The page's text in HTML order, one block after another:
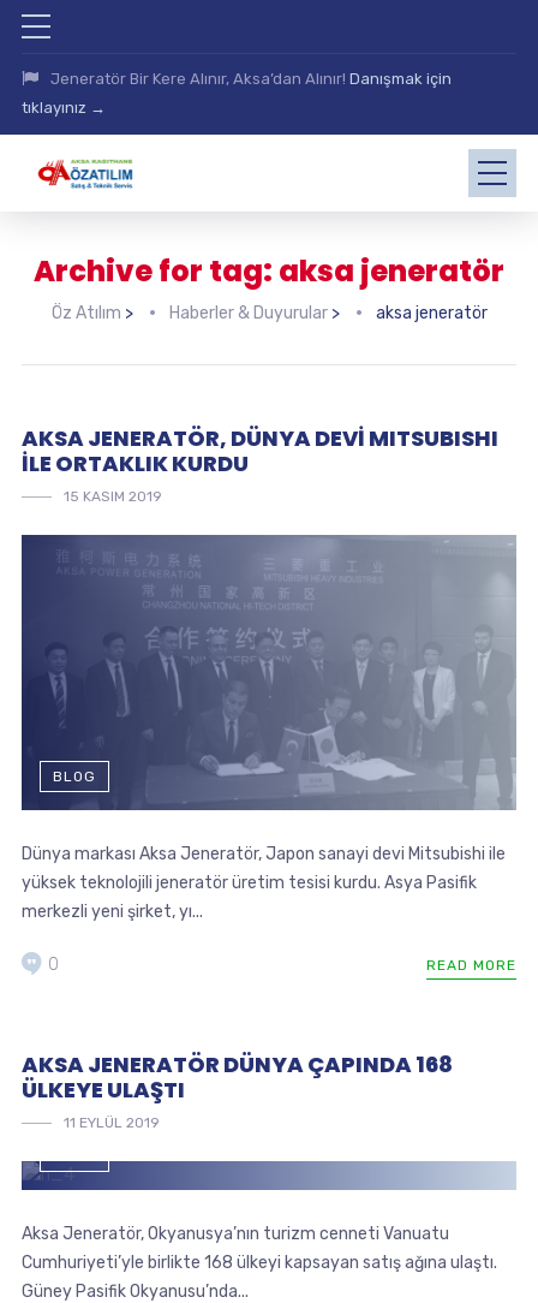
Jeneratör Bir Kere Alınır, Aksa’dan Alınır! Danışmak için
tıklayınız →
Archive for tag: aksa jeneratör
Öz Atılım > Haberler & Duyurular> aksa jeneratör
AKSA JENERATÖR, DÜNYA DEVİ MITSUBISHI
İLE ORTAKLIK KURDU
15 KASIM 2019
BLOG
Dünya markası Aksa Jeneratör, Japon sanayi devi Mitsubishi ile
yüksek teknolojili jeneratör üretim tesisi kurdu. Asya Pasifik
merkezli yeni şirket, yı...
READ MORE
0
AKSA JENERATÖR DÜNYA ÇAPINDA 168
ÜLKEYE ULAŞTI
11 EYLÜL 2019
Aksa Jeneratör, Okyanusya’nın turizm cenneti Vanuatu
Cumhuriyeti’yle birlikte 168 ülkeyi kapsayan satış ağına ulaştı.
Güney Pasifik Okyanusu’nda...